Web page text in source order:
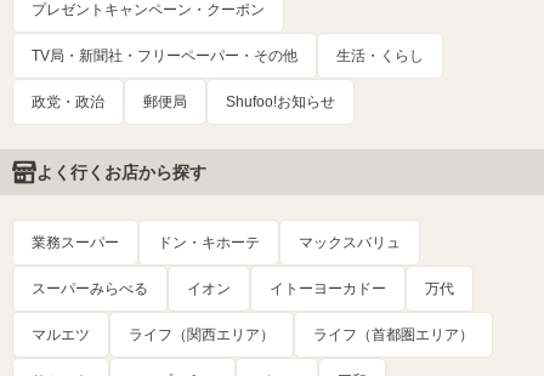
プレゼントキャンペーン・クーポン
TV局・新聞社・フリーペーパー・その他 生活・くらし
政党・政治 郵便局 Shufoo!お知らせ
よく行くお店から探す
業務スーパー ドン・キホーテ マックスバリュ
スーパーみらべる イオン イトーヨーカドー 万代
マルエツ ライフ（関西エリア） ライフ（首都圏エリア）